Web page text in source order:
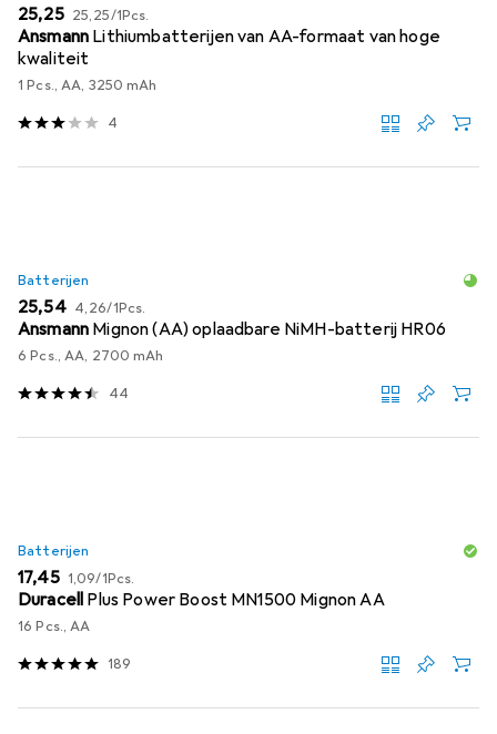
EUR
25,25 EUR
25,25/1Pcs.
Ansmann Lithiumbatterijen van AA-formaat van hoge
kwaliteit
1 Pcs., AA, 3250 mAh
4
Batterijen
EUR
25,54 EUR
4,26/1Pcs.
Ansmann Mignon (AA) oplaadbare NiMH-batterij HR06
6 Pcs., AA, 2700 mAh
44
Batterijen
EUR
17,45 EUR
1,09/1Pcs.
Duracell Plus Power Boost MN1500 Mignon AA
16 Pcs., AA
189